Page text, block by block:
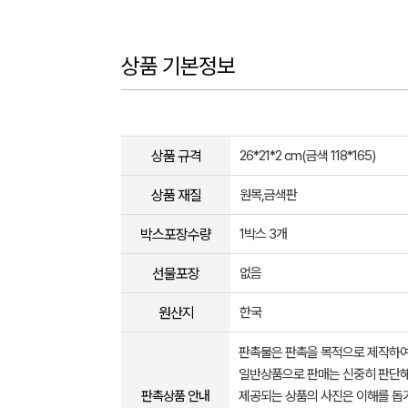
상품 기본정보
상품 규격 26*21*2 cm(금색 118*165)
상품 재질 원목,금색판
박스포장수량 1박스 3개
선물포장 없음
원산지 한국
판촉상품 안내
판촉물은 판촉을 목적으로 제작하
일반상품으로 판매는 신중히 판단
제공되는 상품의 사진은 이해를